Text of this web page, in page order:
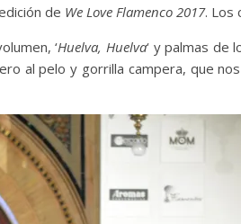
de We Love Flamenco 2017. Los
‘Huelva, Huelva‘ y palmas de
al pelo y gorrilla campera, que